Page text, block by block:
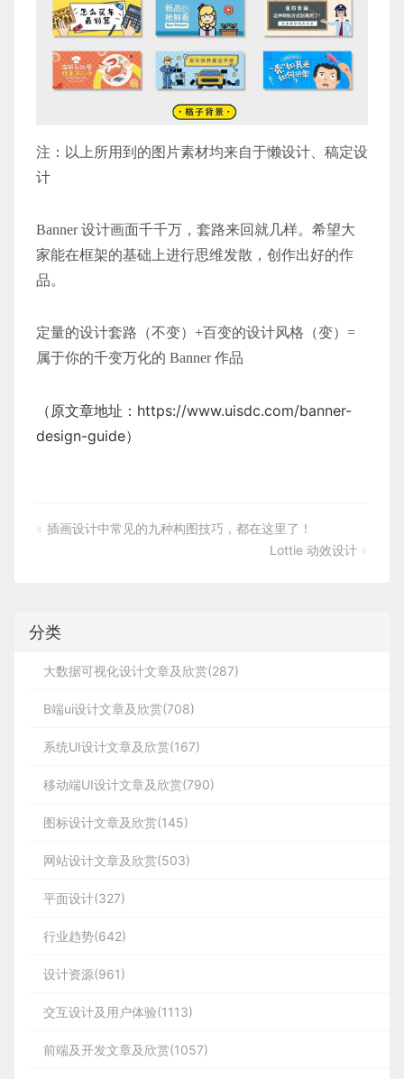
注：以上所用到的图片素材均来自于懒设计、稿定设
计
Banner 设计画面千千万，套路来回就几样。希望大
家能在框架的基础上进行思维发散，创作出好的作
品。
定量的设计套路（不变）+百变的设计风格（变）=
属于你的千变万化的 Banner 作品
（原文章地址： https://www.uisdc.com/banner-
design-guide）
« 插画设计中常见的九种构图技巧，都在这里了！
Lottie 动效设计 »
分类
大数据可视化设计文章及欣赏(287)
B端ui设计文章及欣赏(708)
系统UI设计文章及欣赏(167)
移动端UI设计文章及欣赏(790)
图标设计文章及欣赏(145)
网站设计文章及欣赏(503)
平面设计(327)
行业趋势(642)
设计资源(961)
交互设计及用户体验(1113)
前端及开发文章及欣赏(1057)